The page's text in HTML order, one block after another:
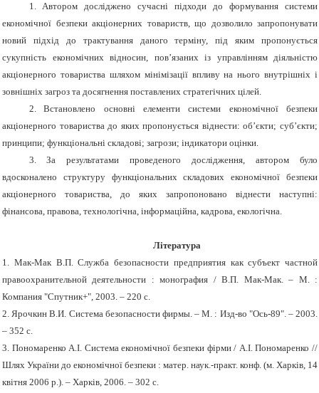
1. Автором досліджено сучасні підходи до формування системи
економічної безпеки акціонерних товариств, що дозволило запропонувати
новий підхід до трактування даного терміну, під яким пропонується
сукупність економічних відносин, пов’язаних із управлінням діяльністю
акціонерного товариства шляхом мінімізації впливу на нього внутрішніх і
зовнішніх загроз та досягнення поставлених стратегічних цілей.
2.
Встановлено основні елементи системи економічної безпеки
акціонерного товариства до яких пропонується віднести: об’єкти; суб’єкти;
принципи; функціональні складові; загрози; індикатори оцінки.
3.
За результатами проведеного дослідження, автором було
вдосконалено структуру функціональних складових економічної безпеки
акціонерного товариства, до яких запропоновано віднести наступні:
фінансова, правова, технологічна, інформаційна, кадрова, екологічна.
Література
1. Мак-Мак В.П.Служба безопасности предприятия как субъект частной
правоохранительной деятельности : монография / В.П. Мак-Мак. – М. :
Компания "Спутник+", 2003. – 220 с.
2. Ярочкин В.И. Система безопасности фирмы. – М. : Изд-во "Ось-89". – 2003.
– 352 с.
3. Пономаренко А.І. Система економічної безпеки фірми / А.І. Пономаренко //
Шлях України до економічної безпеки : матер. наук.-практ. конф. (м. Харків, 14
квітня 2006 р.). – Харків, 2006. – 302 с.